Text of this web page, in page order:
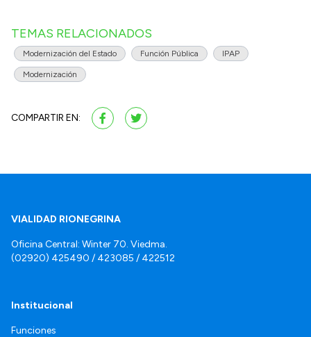
TEMAS RELACIONADOS
Modernización del Estado Función Pública IPAP
Modernización
COMPARTIR EN:
VIALIDAD RIONEGRINA
Oficina Central: Winter 70. Viedma.
(02920) 425490 / 423085 / 422512
Institucional
Funciones